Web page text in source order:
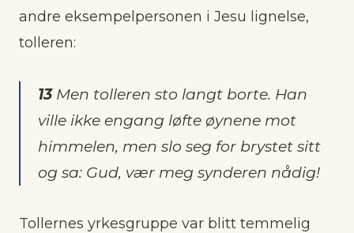
andre eksempelpersonen i Jesu lignelse,
tolleren:
13 Men tolleren sto langt borte. Han
ville ikke engang løfte øynene mot
himmelen, men slo seg for brystet sitt
og sa: Gud, vær meg synderen nådig!
Tollernes yrkesgruppe var blitt temmelig